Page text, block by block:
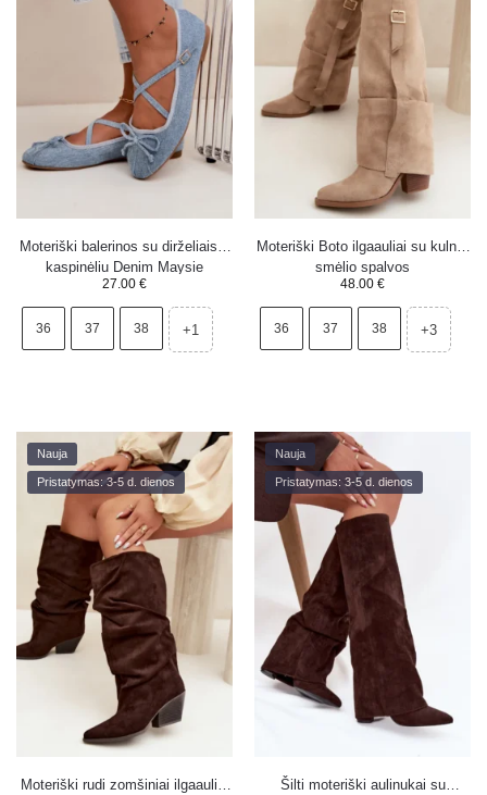
Moteriški balerinos su dirželiais ir
kaspinėliu Denim Maysie
27.00 €
36 37 38 +1
Moteriški Boto ilgaauliai su kulnu,
smėlio spalvos
48.00 €
36 37 38 +3
Nauja
Pristatymas: 3-5 d. dienos
Moteriški rudi zomšiniai ilgaauliai
Nauja
Pristatymas: 3-5 d. dienos
Šilti moteriški aulinukai su